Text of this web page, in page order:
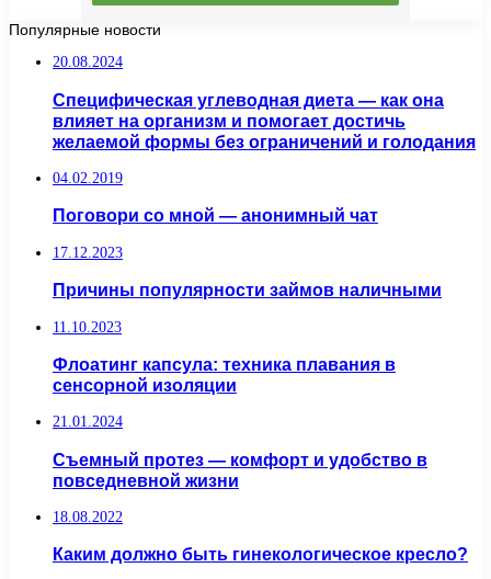
Популярные новости
20.08.2024
Специфическая углеводная диета — как она
влияет на организм и помогает достичь
желаемой формы без ограничений и голодания
04.02.2019
Поговори со мной — анонимный чат
17.12.2023
Причины популярности займов наличными
11.10.2023
Флоатинг капсула: техника плавания в
сенсорной изоляции
21.01.2024
Съемный протез — комфорт и удобство в
повседневной жизни
18.08.2022
Каким должно быть гинекологическое кресло?